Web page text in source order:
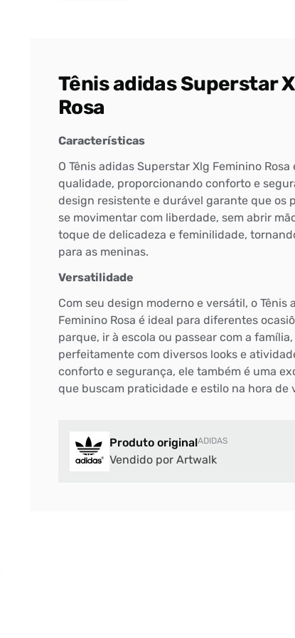
Tênis adidas Superstar
Rosa
Características
O Tênis adidas Superstar Xlg Feminino
qualidade, proporcionando conforto e
design resistente e durável garante que os
se movimentar com liberdade, sem abrir
toque de delicadeza e feminilidade,
para as meninas.
Versatilidade
Com seu design moderno e versátil, o Tênis
Feminino Rosa é ideal para diferentes
parque, ir à escola ou passear com a
perfeitamente com diversos looks e
conforto e segurança, ele também é uma
que buscam praticidade e estilo na hora de
Produto originalADIDAS
Vendido por Artwalk